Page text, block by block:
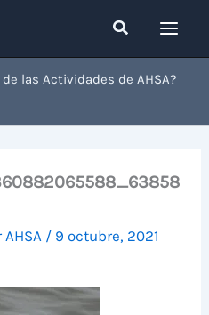
Buscar
las Actividades de AHSA?
AHSA / 9 octubre, 2021